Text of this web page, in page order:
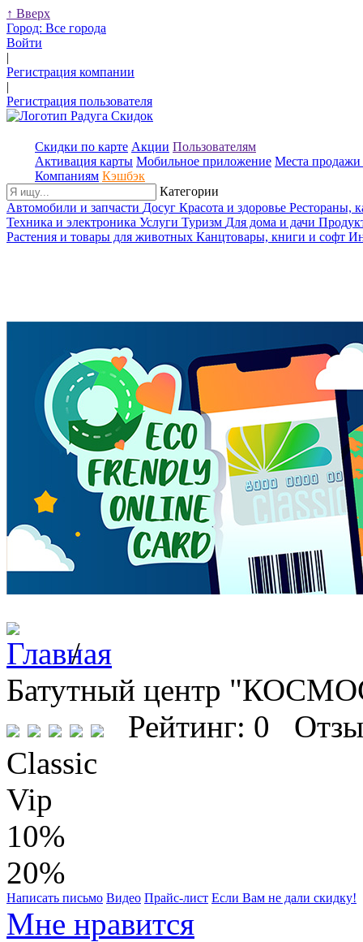
↑ Вверх
Город: Все города
Войти
|
Регистрация компании
|
Регистрация пользователя
Скидки по карте Акции Пользователям
Активация карты Мобильное приложение Места продажи
Компаниям Кэшбэк
Категории
Автомобили и запчасти Досуг Красота и здоровье Рестораны,
Техника и электроника Услуги Туризм Для дома и дачи
Растения и товары для животных Канцтовары, книги и софт
/
Батутный центр
Рейтинг: 0
Classic
Vip
10%
20%
Написать письмо Видео Прайс-лист Если Вам не дали скидку!
Мне нравится